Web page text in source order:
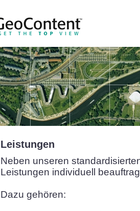
Leistungen
Neben unseren
Leistungen individuell
Dazu gehören: